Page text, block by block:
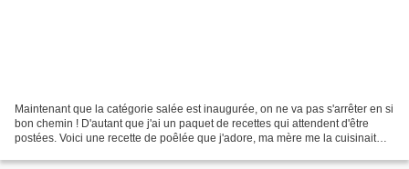
Maintenant que la catégorie salée est inaugurée, on ne va pas s'arrêter en si
bon chemin ! D'autant que j'ai un paquet de recettes qui attendent d'être
postées. Voici une recette de poêlée que j'adore, ma mère me la cuisinait